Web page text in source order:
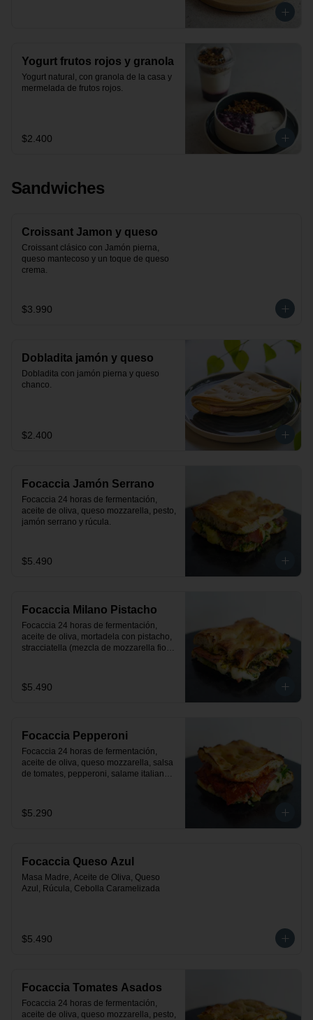
Yogurt frutos rojos y granola
Yogurt natural, con granola de la casa y
mermelada de frutos rojos.
$2.400
Sandwiches
Croissant Jamon y queso
Croissant clásico con Jamón pierna,
queso mantecoso y un toque de queso
crema.
$3.990
Dobladita jamón y queso
Dobladita con jamón pierna y queso
chanco.
$2.400
Focaccia Jamón Serrano
Focaccia 24 horas de fermentación,
aceite de oliva, queso mozzarella, pesto,
jamón serrano y rúcula.
$5.490
Focaccia Milano Pistacho
Focaccia 24 horas de fermentación,
aceite de oliva, mortadela con pistacho,
stracciatella (mezcla de mozzarella fior
$5.490
Focaccia Pepperoni
Focaccia 24 horas de fermentación,
aceite de oliva, queso mozzarella, salsa
de tomates, pepperoni, salame italiano y
$5.290
Focaccia Queso Azul
Masa Madre, Aceite de Oliva, Queso
Azul, Rúcula, Cebolla Caramelizada
$5.490
Focaccia Tomates Asados
Focaccia 24 horas de fermentación,
aceite de oliva, queso mozzarella, pesto,